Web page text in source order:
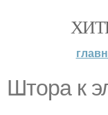
Штора к